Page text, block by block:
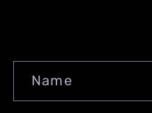
o
Name